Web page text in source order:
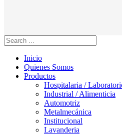
Inicio
Quienes Somos
Productos
Hospitalaria /
Industrial / Alimenticia
Automotriz
Metalmecánica
Institucional
Lavanderia